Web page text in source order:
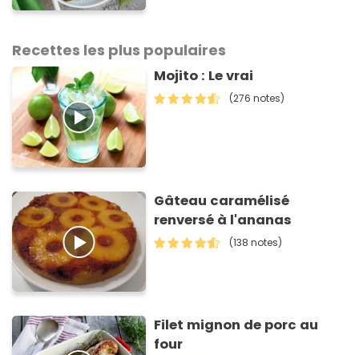
Recettes les plus populaires
Mojito : Le vrai
(276 notes)
Gâteau caramélisé
renversé à l'ananas
(138 notes)
Filet mignon de porc au
four